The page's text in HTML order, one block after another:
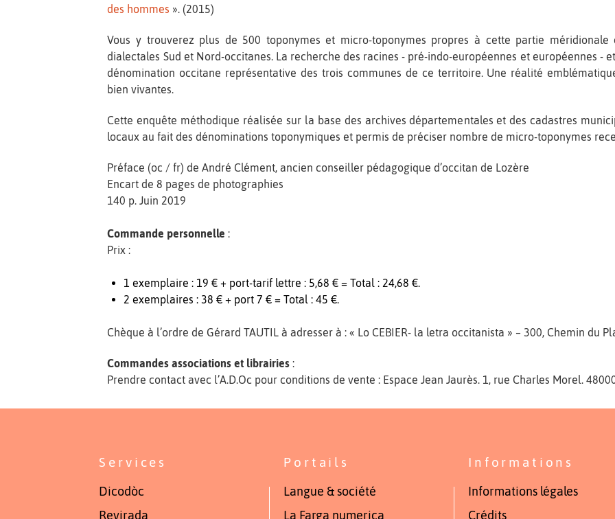
des hommes ». (2015)
Vous y trouverez plus de 500 toponymes et micro-toponymes propres à cette partie méridionale
dialectales Sud et Nord-occitanes. La recherche des racines - pré-indo-européennes et européennes -
dénomination occitane représentative des trois communes de ce territoire. Une réalité
bien vivantes.
Cette enquête méthodique réalisée sur la base des archives départementales et des cadastres
locaux au fait des dénominations toponymiques et permis de préciser nombre de micro-toponymes
Préface (oc / fr) de André Clément, ancien conseiller pédagogique d’occitan de Lozère
Encart de 8 pages de photographies
140 p. Juin 2019
Commande personnelle :
Prix :
1 exemplaire : 19 € + port-tarif lettre : 5,68 € = Total : 24,68 €.
2 exemplaires : 38 € + port 7 € = Total : 45 €.
Chèque à l’ordre de Gérard TAUTIL à adresser à : « Lo CEBIER- la letra occitanista » – 300, Chemin du
Commandes associations et librairies :
Prendre contact avec l’A.D.Oc pour conditions de vente : Espace Jean Jaurès. 1, rue Charles Morel.
Services
Dicodòc
Revirada
Portails
Langue & société
La Farga numerica
Informations
Informations légales
Crédits